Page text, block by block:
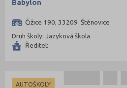
Babylon
Čižice 190, 33209 Štěnovice
Druh školy: Jazyková škola
Ředitel:
AUTOŠKOLY